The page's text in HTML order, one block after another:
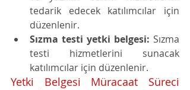
tedarik edecek katılımcılar için
düzenlenir.
Sızma testi yetki belgesi: Sızma
testi hizmetlerini sunacak
katılımcılar için düzenlenir.
Yetki Belgesi Müracaat Süreci